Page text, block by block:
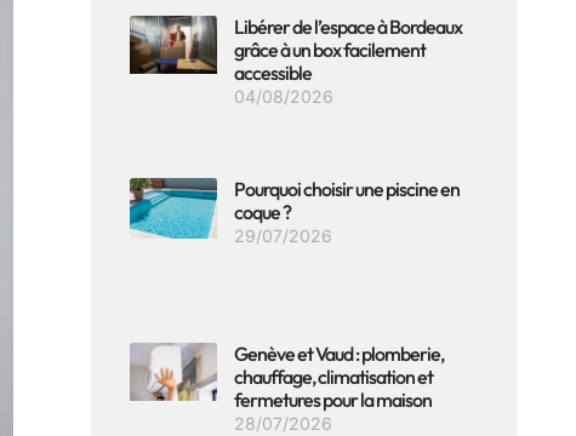
Libérer de l’espace à Bordeaux
grâce à un box facilement
accessible
04/08/2026
Pourquoi choisir une piscine en
coque ?
29/07/2026
Genève et Vaud : plomberie,
chauffage, climatisation et
fermetures pour la maison
28/07/2026